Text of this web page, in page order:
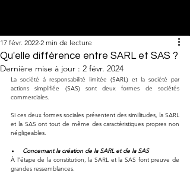
Qu'elle différence entre SARL et SAS ?
17 févr. 2022 2 min de lecture
Dernière mise à jour : 2 févr. 2024
La société à responsabilité limitée (SARL) et la société par
actions simplifiée (SAS) sont deux formes de sociétés
commerciales.
Si ces deux formes sociales présentent des similitudes, la SARL
et la SAS ont tout de même des caractéristiques propres non
négligeables.
Concernant la création de la SARL et de la SAS
À l’étape de la constitution, la SARL et la SAS font preuve de
grandes ressemblances.